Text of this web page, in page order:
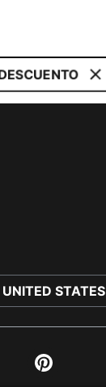
UNITED STATES
Pinterest